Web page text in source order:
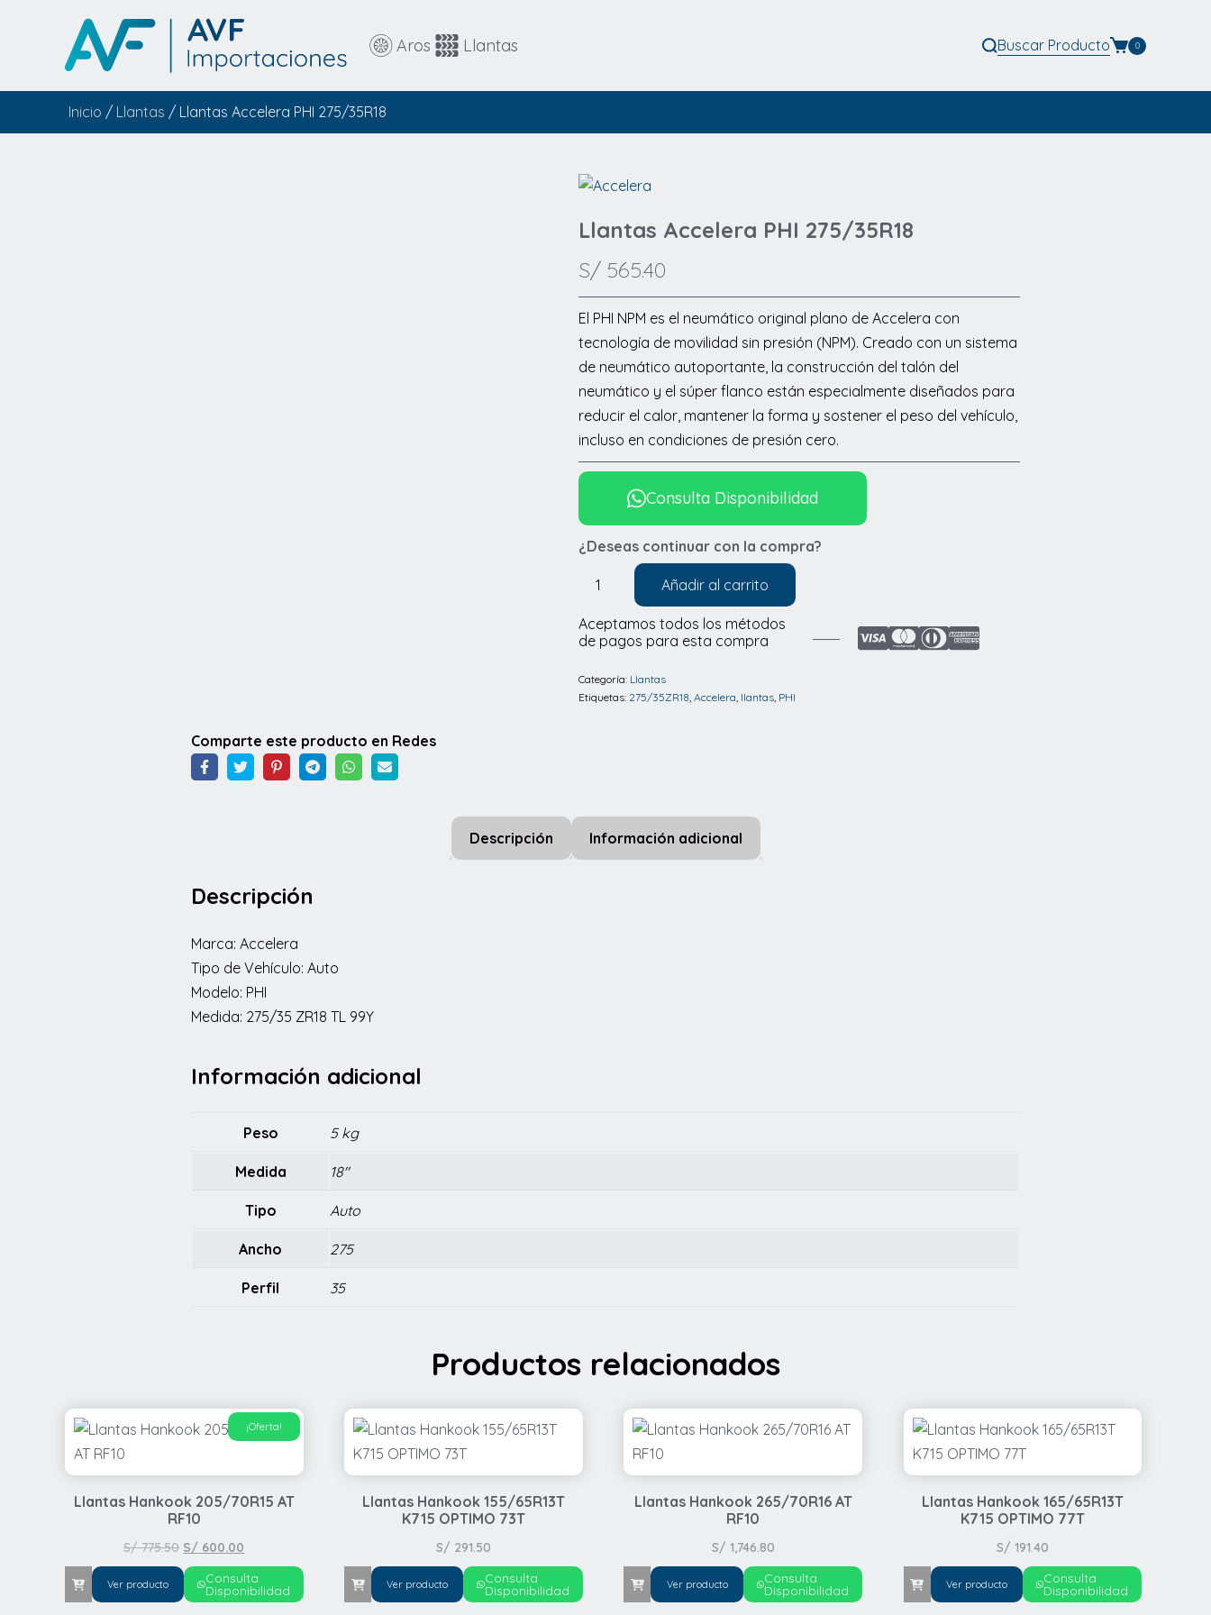
Aros4x4 / SUVLlantas
Runflat Buscar Producto 0
Inicio / Llantas / Llantas Accelera PHI 275/35R18
Llantas Accelera PHI 275/35R18
S/ 565.40
El PHI NPM es el neumático original plano de Accelera con
tecnología de movilidad sin presión (NPM). Creado con un sistema
de neumático autoportante, la construcción del talón del
neumático y el súper flanco están especialmente diseñados para
reducir el calor, mantener la forma y sostener el peso del vehículo,
incluso en condiciones de presión cero.
¿Deseas continuar con la compra?
Llantas
Accelera
PHI
cantidad
Añadir al carrito
Categoría: Llantas
Etiquetas: 275/35ZR18, Accelera, llantas, PHI
Consulta Disponibilidad
Aceptamos todos los métodos
de pagos para esta compra
Comparte este producto en Redes
Descripción Información adicional
Descripción
Marca: Accelera
Tipo de Vehículo: Auto
Modelo: PHI
Medida: 275/35 ZR18 TL 99Y
Información adicional
Peso 5 kg
Medida 18"
Tipo Auto
Ancho 275
Perfil 35
Productos relacionados
¡Oferta!
Llantas Hankook 205/70R15 AT
RF10
S/775.50 El
precio
original
S/ 600.00
precio
actual
Ver producto Consulta
Disponibilidad
Llantas Hankook 155/65R13T
K715 OPTIMO 73T
S/ 291.50
Ver producto Consulta
Disponibilidad
Llantas Hankook 265/70R16 AT
RF10
S/ 1,746.80
Ver producto Consulta
Disponibilidad
Llantas Hankook 165/65R13T
K715 OPTIMO 77T
S/ 191.40
Ver producto Consulta
Disponibilidad